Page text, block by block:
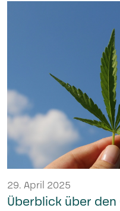
29. April 2025
Überblick über